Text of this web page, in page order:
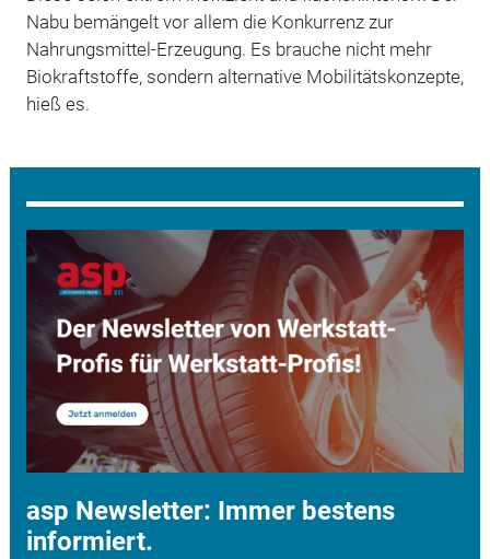
Nabu bemängelt vor allem die Konkurrenz zur
Nahrungsmittel-Erzeugung. Es brauche nicht mehr
Biokraftstoffe, sondern alternative Mobilitätskonzepte,
hieß es.
asp Newsletter: Immer bestens
informiert.